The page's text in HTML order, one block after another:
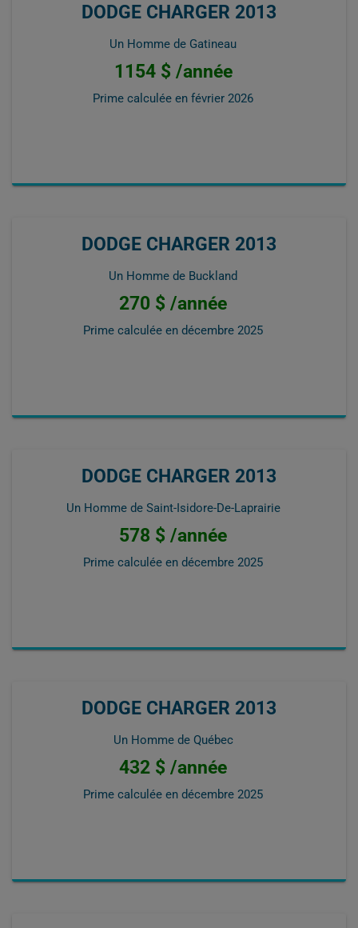
DODGE CHARGER 2013
Un Homme de Gatineau
1154 $ /année
Prime calculée en février 2026
DODGE CHARGER 2013
Un Homme de Buckland
270 $ /année
Prime calculée en décembre 2025
DODGE CHARGER 2013
Un Homme de Saint-Isidore-De-Laprairie
578 $ /année
Prime calculée en décembre 2025
DODGE CHARGER 2013
Un Homme de Québec
432 $ /année
Prime calculée en décembre 2025